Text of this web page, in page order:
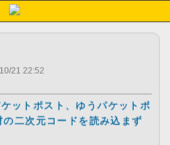
21 22:52
ケットポスト、ゆうパケットポ
二次元コードを読み込まず